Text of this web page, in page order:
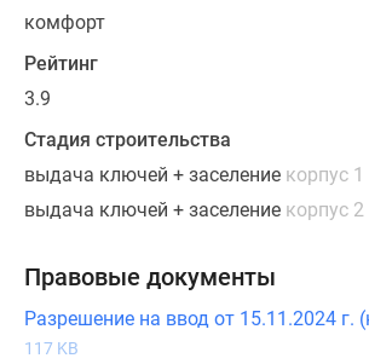
квартиры
от
одно-
трехкомнатных
формата
«евро»
традиционного.
Представлены
варианты
с
комфорт
Рейтинг
3.9
Стадия строительства
выдача ключей + заселение корпус 1
выдача ключей + заселение корпус 2
Правовые документы
Разрешение на ввод от 15.11.2024 г.
117 KB